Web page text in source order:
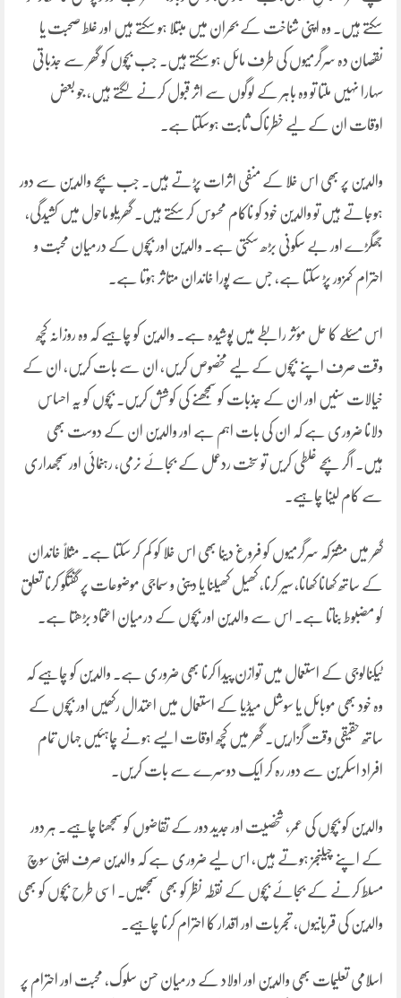
سکتے ہیں۔ وہ اپنی شناخت کے بحران میں مبتلا ہو سکتے ہیں اور غلط صحبت یا
نقصان دہ سرگرمیوں کی طرف مائل ہو سکتے ہیں۔ جب بچوں کو گھر سے جذباتی
سہارا نہیں ملتا تو وہ باہر کے لوگوں سے اثر قبول کرنے لگتے ہیں، جو بعض
اوقات ان کے لیے خطرناک ثابت ہوسکتا ہے۔
والدین پر بھی اس خلا کے منفی اثرات پڑتے ہیں۔ جب بچے والدین سے دور
ہوجاتے ہیں تو والدین خود کو ناکام محسوس کر سکتے ہیں۔ گھریلو ماحول میں کشیدگی،
جھگڑے اور بے سکونی بڑھ سکتی ہے۔ والدین اور بچوں کے درمیان محبت و
احترام کمزور پڑ سکتا ہے، جس سے پورا خاندان متاثر ہوتا ہے۔
اس مسئلے کا حل مؤثر رابطے میں پوشیدہ ہے۔ والدین کو چاہیے کہ وہ روزانہ کچھ
وقت صرف اپنے بچوں کے لیے مخصوص کریں، ان سے بات کریں، ان کے
خیالات سنیں اور ان کے جذبات کو سمجھنے کی کوشش کریں۔ بچوں کو یہ احساس
دلانا ضروری ہے کہ ان کی بات اہم ہے اور والدین ان کے دوست بھی
ہیں۔ اگر بچے غلطی کریں تو سخت ردعمل کے بجائے نرمی، رہنمائی اور سمجھداری
سے کام لینا چاہیے۔
گھر میں مشترکہ سرگرمیوں کو فروغ دینا بھی اس خلا کو کم کر سکتا ہے۔ مثلاً خاندان
کے ساتھ کھانا کھانا، سیر کرنا، کھیل کھیلنا یا دینی و سماجی موضوعات پر گفتگو کرنا تعلق
کو مضبوط بناتا ہے۔ اس سے والدین اور بچوں کے درمیان اعتماد بڑھتا ہے۔
ٹیکنالوجی کے استعمال میں توازن پیدا کرنا بھی ضروری ہے۔ والدین کو چاہیے کہ
وہ خود بھی موبائل یا سوشل میڈیا کے استعمال میں اعتدال رکھیں اور بچوں کے
ساتھ حقیقی وقت گزاریں۔ گھر میں کچھ اوقات ایسے ہونے چاہئیں جہاں تمام
افراد اسکرین سے دور رہ کر ایک دوسرے سے بات کریں۔
والدین کو بچوں کی عمر، شخصیت اور جدید دور کے تقاضوں کو سمجھنا چاہیے۔ ہر دور
کے اپنے چیلنجز ہوتے ہیں، اس لیے ضروری ہے کہ والدین صرف اپنی سوچ
مسلط کرنے کے بجائے بچوں کے نقطہ نظر کو بھی سمجھیں۔ اسی طرح بچوں کو بھی
والدین کی قربانیوں، تجربات اور اقدار کا احترام کرنا چاہیے۔
اسلامی تعلیمات بھی والدین اور اولاد کے درمیان حسن سلوک، محبت اور احترام پر